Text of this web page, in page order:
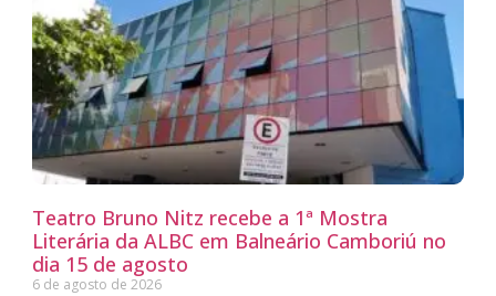
Teatro Bruno Nitz recebe a 1ª Mostra
Literária da ALBC em Balneário Camboriú no
dia 15 de agosto
6 de agosto de 2026